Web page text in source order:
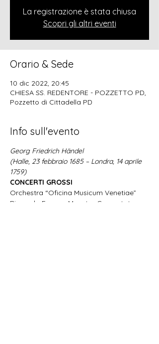
La registrazione è stata chiusa
Scopri gli altri eventi
Orario & Sede
10 dic 2022, 20:45
CHIESA SS. REDENTORE - POZZETTO PD,
Pozzetto di Cittadella PD
Info sull'evento
Georg Friedrich Händel
(Halle, 23 febbraio 1685 – Londra, 14 aprile
1759)
CONCERTI GROSSI
Orchestra “Oficina Musicum Venetiae”
Riccardo Favero, Maestro Concertatore